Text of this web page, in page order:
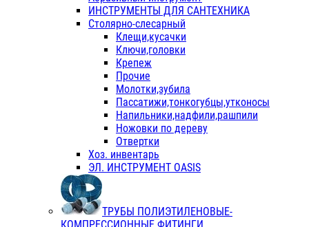
ИНСТРУМЕНТЫ ДЛЯ САНТЕХНИКА
Столярно-слесарный
Клещи,кусачки
Ключи,головки
Крепеж
Прочие
Молотки,зубила
Пассатижи,тонкогубцы,утконосы
Напильники,надфили,рашпили
Ножовки по дереву
Отвертки
Хоз. инвентарь
ЭЛ. ИНСТРУМЕНТ OASIS
ТРУБЫ ПОЛИЭТИЛЕНОВЫЕ-